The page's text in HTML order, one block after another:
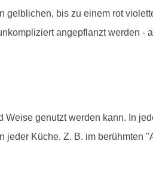
bis zu einem rot
angepflanzt werden -
genutzt werden kann. In
Küche. Z. B. im berühmten